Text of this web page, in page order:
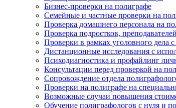
Бизнес-проверки на полиграфе
Семейные и частные проверки на
Проверка домашнего персонала на
Проверка подростков,
Проверки в рамках уголовного дела
Дистанционные исследования с
Психодиагностика и профайлинг
Консультации перед проверкой на
Сопровождение отдела
Проверки на полиграфе на
Возможные случаи повышения
Обучение полиграфологов с нуля и